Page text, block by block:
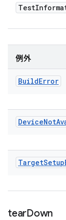
Test
例外
BuildError
DeviceNot
TargetSetup
tearDown